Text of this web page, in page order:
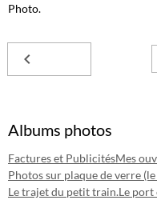
Photo.
Albums photos
Factures et PublicitésMes
Photos sur plaque de verre
Le trajet du petit train.Le port